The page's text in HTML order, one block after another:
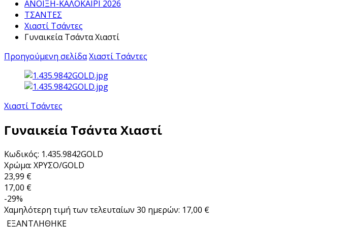
ΑΝΟΙΞΗ-ΚΑΛΟΚΑΙΡΙ 2026
ΤΣΑΝΤΕΣ
Χιαστί Τσάντες
Γυναικεία Τσάντα Χιαστί
Προηγούμενη σελίδαΧιαστί Τσάντες
Χιαστί Τσάντες
Γυναικεία Τσάντα Χιαστί
Κωδικός: 1.435.9842GOLD
Χρώμα: ΧΡΥΣΟ/GOLD
23,99 €
17,00 €
-29%
Χαμηλότερη τιμή των τελευταίων 30 ημερών: 17,00 €
ΕΞΑΝΤΛΗΘΗΚΕ